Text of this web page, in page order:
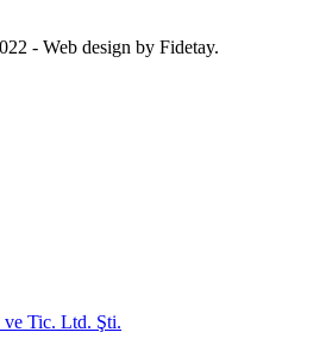
- Web design by Fidetay.